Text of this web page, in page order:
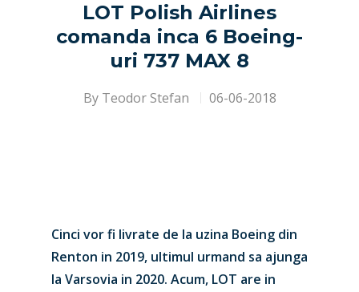
LOT Polish Airlines
comanda inca 6 Boeing-
uri 737 MAX 8
By Teodor Stefan 06-06-2018
Cinci vor fi livrate de la uzina Boeing din
Renton in 2019, ultimul urmand sa ajunga
la Varsovia in 2020. Acum, LOT are in